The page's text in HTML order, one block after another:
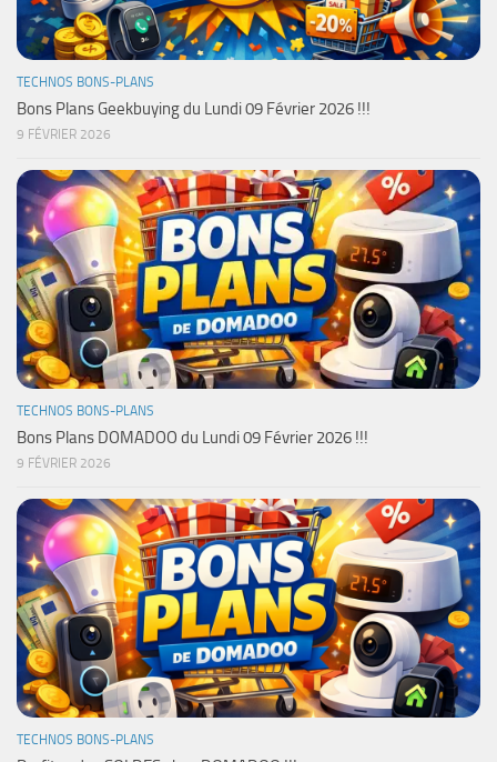
TECHNOS BONS-PLANS
Bons Plans Geekbuying du Lundi 09 Février 2026 !!!
9 FÉVRIER 2026
TECHNOS BONS-PLANS
Bons Plans DOMADOO du Lundi 09 Février 2026 !!!
9 FÉVRIER 2026
TECHNOS BONS-PLANS